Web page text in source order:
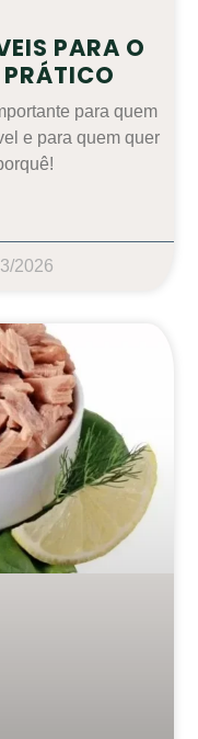
PARA O
para quem
e para quem quer
2026